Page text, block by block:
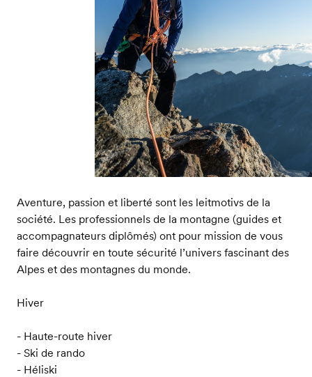
Aventure, passion et liberté sont les leitmotivs de la
société. Les professionnels de la montagne (guides et
accompagnateurs diplômés) ont pour mission de vous
faire découvrir en toute sécurité l’univers fascinant des
Alpes et des montagnes du monde.
Hiver
- Haute-route hiver
- Ski de rando
- Héliski